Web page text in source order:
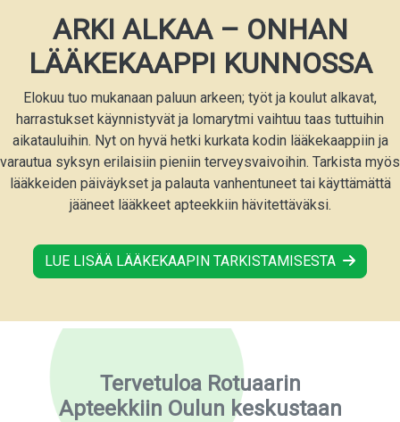
ARKI ALKAA – ONHAN
LÄÄKEKAAPPI KUNNOSSA
Elokuu tuo mukanaan paluun arkeen; työt ja koulut alkavat,
harrastukset käynnistyvät ja lomarytmi vaihtuu taas tuttuihin
aikatauluihin. Nyt on hyvä hetki kurkata kodin lääkekaappiin ja
varautua syksyn erilaisiin pieniin terveysvaivoihin. Tarkista myös
lääkkeiden päiväykset ja palauta vanhentuneet tai käyttämättä
jääneet lääkkeet apteekkiin hävitettäväksi.
LUE LISÄÄ LÄÄKEKAAPIN TARKISTAMISESTA
Tervetuloa Rotuaarin
Apteekkiin Oulun keskustaan